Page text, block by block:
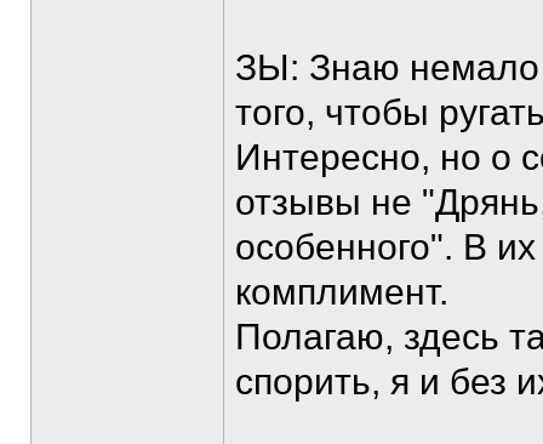
ЗЫ: Знаю немало
того, чтобы
Интересно, но о
отзывы не
особенного". В
комплимент.
Полагаю, здесь
спорить, я и без